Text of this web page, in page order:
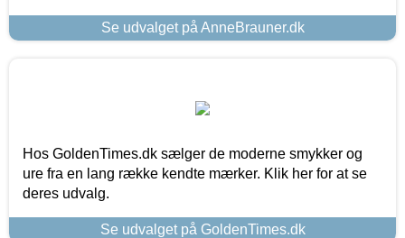
Se udvalget på AnneBrauner.dk
Hos GoldenTimes.dk sælger de moderne smykker og
ure fra en lang række kendte mærker. Klik her for at se
deres udvalg.
Se udvalget på GoldenTimes.dk